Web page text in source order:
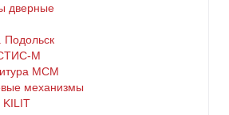
дверные
Подольск
М
МСМ
механизмы
KILIT